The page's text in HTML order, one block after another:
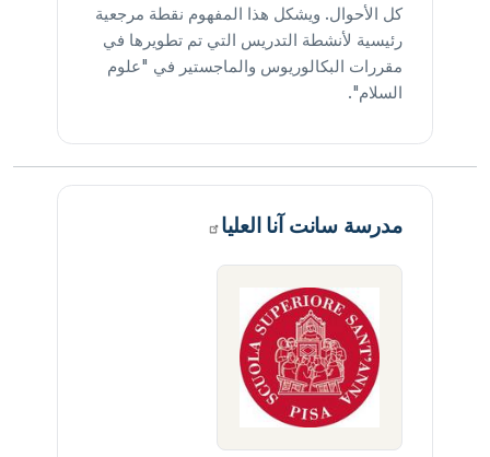
كل الأحوال. ويشكل هذا المفهوم نقطة مرجعية
رئيسية لأنشطة التدريس التي تم تطويرها في
مقررات البكالوريوس والماجستير في "علوم
السلام".
مدرسة سانت آناالعليا